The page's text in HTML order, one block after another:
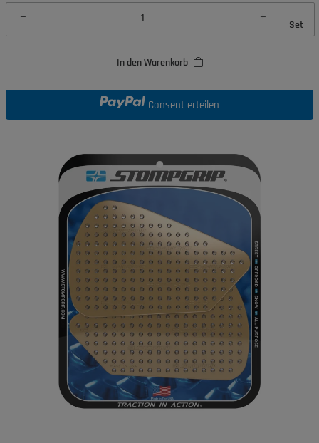
Set
In den Warenkorb
Consent erteilen